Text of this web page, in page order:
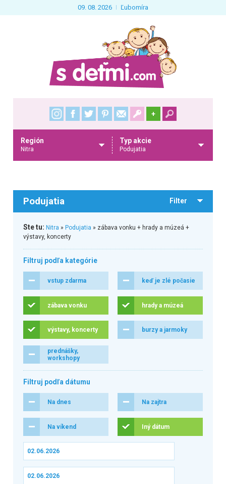
09. 08. 2026 Ľubomíra
+
Región
Nitra
Typ akcie
Podujatia
Podujatia Filter
Ste tu: Nitra » Podujatia » zábava vonku + hrady a múzeá +
výstavy, koncerty
Filtruj podľa kategórie
vstup zdarma keď je zlé počasie
zábava vonku hrady a múzeá
výstavy, koncerty burzy a jarmoky
prednášky,
workshopy
Filtruj podľa dátumu
Na dnes Na zajtra
Na víkend Iný dátum